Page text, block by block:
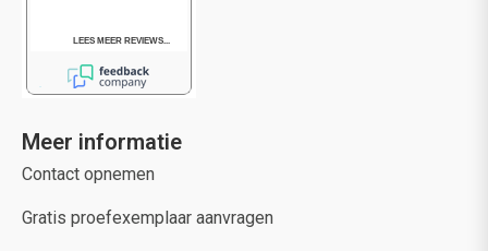
Meer informatie
Contact opnemen
Gratis proefexemplaar aanvragen